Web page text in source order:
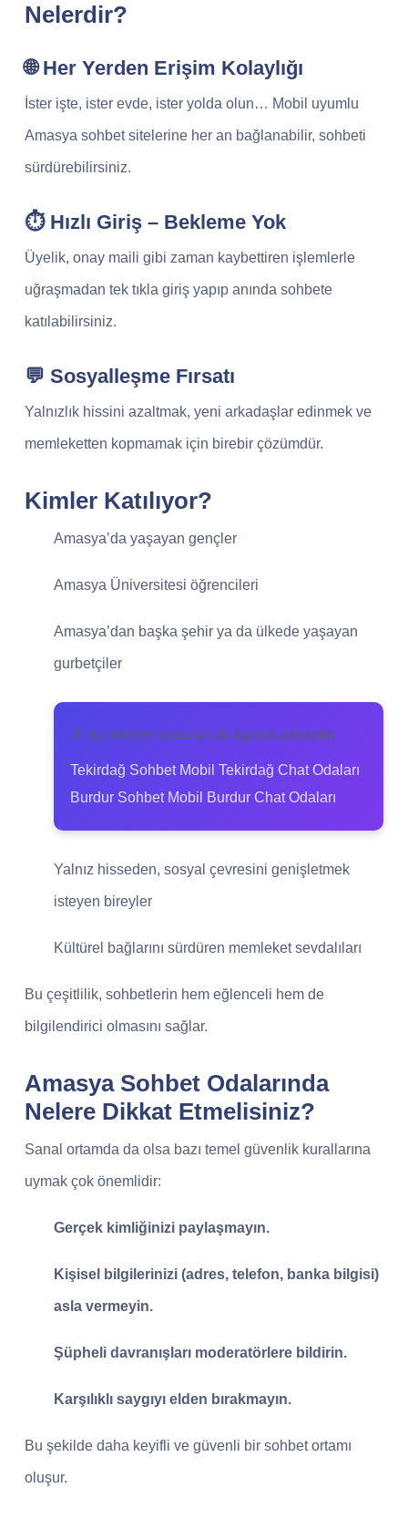
Nelerdir?
🌐 Her Yerden Erişim Kolaylığı
İster işte, ister evde, ister yolda olun… Mobil uyumlu
Amasya sohbet sitelerine her an bağlanabilir, sohbeti
sürdürebilirsiniz.
⏱️ Hızlı Giriş – Bekleme Yok
Üyelik, onay maili gibi zaman kaybettiren işlemlerle
uğraşmadan tek tıkla giriş yapıp anında sohbete
katılabilirsiniz.
💬 Sosyalleşme Fırsatı
Yalnızlık hissini azaltmak, yeni arkadaşlar edinmek ve
memleketten kopmamak için birebir çözümdür.
Kimler Katılıyor?
Amasya’da yaşayan gençler
Amasya Üniversitesi öğrencileri
Amasya’dan başka şehir ya da ülkede yaşayan
gurbetçiler
💬 Bu sohbet konuları da ilginizi çekebilir
Tekirdağ Sohbet Mobil Tekirdağ Chat Odaları
Burdur Sohbet Mobil Burdur Chat Odaları
Yalnız hisseden, sosyal çevresini genişletmek
isteyen bireyler
Kültürel bağlarını sürdüren memleket sevdalıları
Bu çeşitlilik, sohbetlerin hem eğlenceli hem de
bilgilendirici olmasını sağlar.
Amasya Sohbet Odalarında
Nelere Dikkat Etmelisiniz?
Sanal ortamda da olsa bazı temel güvenlik kurallarına
uymak çok önemlidir:
Gerçek kimliğinizi paylaşmayın.
Kişisel bilgilerinizi (adres, telefon, banka bilgisi)
asla vermeyin.
Şüpheli davranışları moderatörlere bildirin.
Karşılıklı saygıyı elden bırakmayın.
Bu şekilde daha keyifli ve güvenli bir sohbet ortamı
oluşur.